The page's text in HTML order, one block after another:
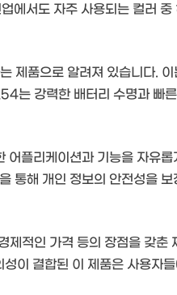
에서도 자주 사용되는 컬러 중
제품으로 알려져 있습니다.
는 강력한 배터리 수명과 빠
플리케이션과 기능을 자유롭
통해 개인 정보의 안전성을 보
적인 가격 등의 장점을 갖춘
이 결합된 이 제품은 사용자